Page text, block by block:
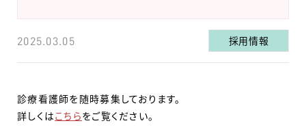
2025.03.05 採用情報
診療看護師を随時募集しております。
詳しくはこちらをご覧ください。